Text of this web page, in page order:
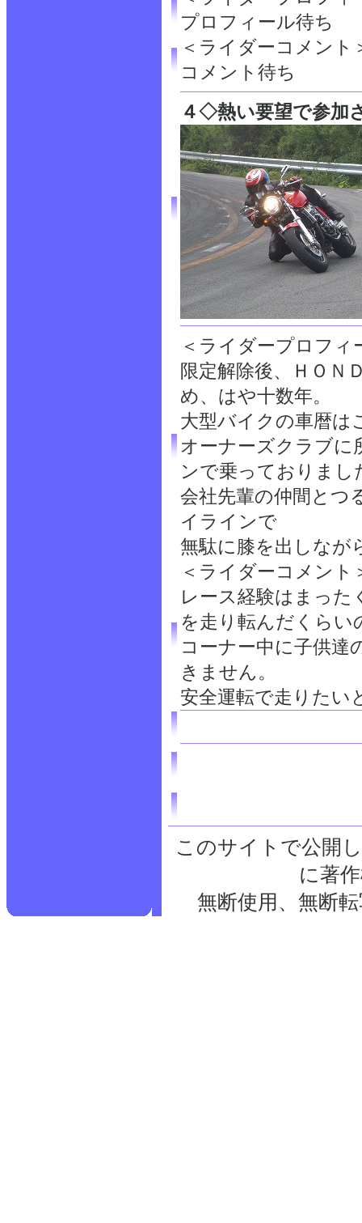
プロフィール待ち
＜ライダーコメント
コメント待ち
４◇熱い要望で参
＜ライダープロフィ
限定解除後、ＨＯＮ
め、はや十数年。
大型バイクの車暦は
オーナーズクラブに
ンで乗っておりまし
会社先輩の仲間とつ
イラインで
無駄に膝を出しなが
＜ライダーコメント
レース経験はまった
を走り転んだくらい
コーナー中に子供達
きません。
安全運転で走りたい
このサイトで公開
に著
無断使用、無断